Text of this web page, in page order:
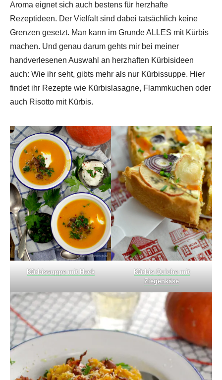
Aroma eignet sich auch bestens für herzhafte
Rezeptideen. Der Vielfalt sind dabei tatsächlich keine
Grenzen gesetzt. Man kann im Grunde ALLES mit Kürbis
machen. Und genau darum gehts mir bei meiner
handverlesenen Auswahl an herzhaften Kürbisideen
auch: Wie ihr seht, gibts mehr als nur Kürbissuppe. Hier
findet ihr Rezepte wie Kürbislasagne, Flammkuchen oder
auch Risotto mit Kürbis.
Kürbissuppe mit Hack
Kürbis Quiche mit
Ziegenkäse